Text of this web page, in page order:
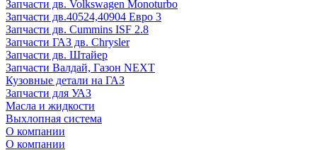
Запчасти дв. Volkswagen Monoturbo
Запчасти дв.40524,40904 Евро 3
Запчасти дв. Cummins ISF 2.8
Запчасти ГАЗ дв. Chrysler
Запчасти дв. Штайер
Запчасти Валдай, Газон NEXT
Кузовные детали на ГАЗ
Запчасти для УАЗ
Масла и жидкости
Выхлопная система
О компании
О компании